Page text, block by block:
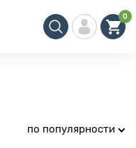
0
по популярности